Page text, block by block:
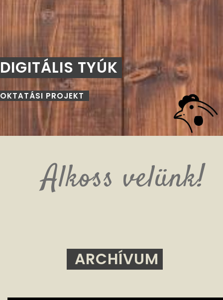
DIGITÁLIS TYÚK
OKTATÁSI PROJEKT
Alkoss velünk!
ARCHÍVUM